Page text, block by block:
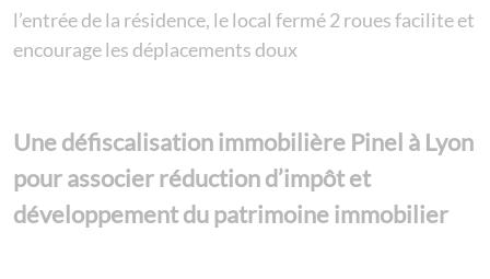
l’entrée de la résidence, le local fermé 2 roues facilite et
encourage les déplacements doux
Une défiscalisation immobilière Pinel à Lyon
pour associer réduction d’impôt et
développement du patrimoine immobilier